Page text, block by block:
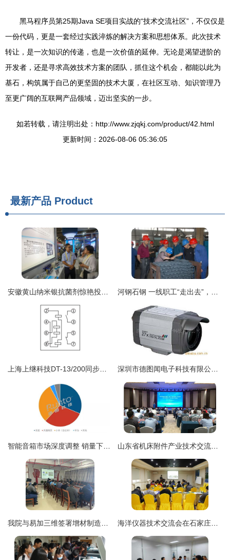
黑马程序员第25期Java SE项目实战的“技术交流社区”，不仅仅是
一份代码，更是一套经过实践淬炼的解决方案和思想体系。此次技术
转让，是一次知识的传递，也是一次价值的延伸。无论是渴望进阶的
开发者，还是寻求高效技术方案的团队，抓住这个机会，都能以此为
基石，构筑属于自己的更坚固的技术大厦，在社区互动、知识管理乃
至更广阔的互联网产品领域，迈出坚实的一步。
如若转载，请注明出处：http://www.zjqkj.com/product/42.html
更新时间：2026-08-06 05:36:05
最新产品 Product